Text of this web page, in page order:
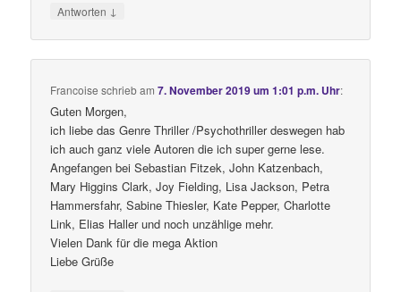
Antworten ↓
Francoise schriebam7. November 2019 um 1:01 p.m. Uhr:
Guten Morgen,
ich liebe das Genre Thriller /Psychothriller deswegen hab
ich auch ganz viele Autoren die ich super gerne lese.
Angefangen bei Sebastian Fitzek, John Katzenbach,
Mary Higgins Clark, Joy Fielding, Lisa Jackson, Petra
Hammersfahr, Sabine Thiesler, Kate Pepper, Charlotte
Link, Elias Haller und noch unzählige mehr.
Vielen Dank für die mega Aktion
Liebe Grüße